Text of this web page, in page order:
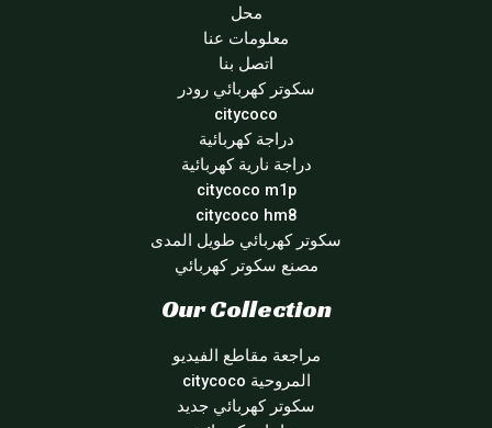
محل
معلومات عنا
اتصل بنا
سكوتر كهربائي رودر
citycoco
دراجة كهربائية
دراجة نارية كهربائية
citycoco m1p
citycoco hm8
سكوتر كهربائي طويل المدى
مصنع سكوتر كهربائي
Our Collection
مراجعة مقاطع الفيديو
المروحية citycoco
سكوتر كهربائي جديد